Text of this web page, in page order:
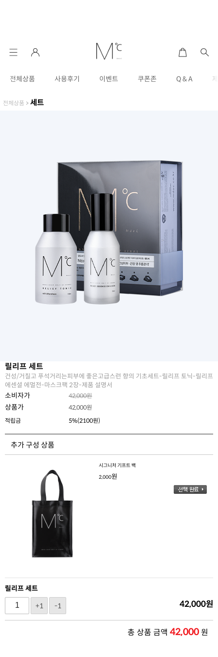
전체상품 사용후기 이벤트 쿠폰존 Q & A
전체상품 > 세트
릴리프 세트
건성/거칠고 푸석거리는피부에 좋은고급스런 향의 기초세트-릴리프 토닉-릴리프
에센셜 에멀전-마스크팩 2장-제품 설명서
소비자가 42,000원
상품가 42,000원
적립금
5%(2100원)
추가 구성 상품
시그니처 기프트 백
2,000원
릴리프 세트
+1
-1 42,000원
총 상품 금액 42,000원